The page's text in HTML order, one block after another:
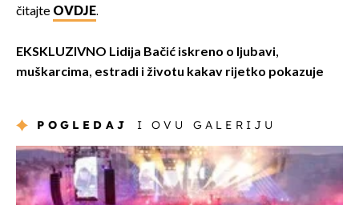
čitajte OVDJE.
EKSKLUZIVNO Lidija Bačić iskreno o ljubavi,
muškarcima, estradi i životu kakav rijetko pokazuje
POGLEDAJ I OVU GALERIJU